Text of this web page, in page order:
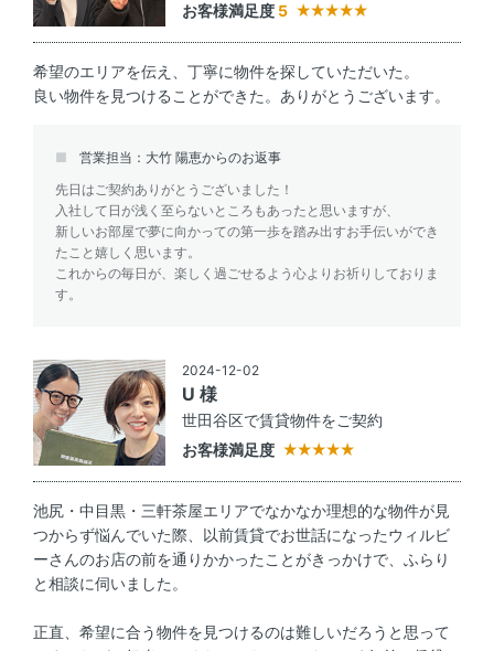
お客様満足度 5
希望のエリアを伝え、丁寧に物件を探していただいた。
良い物件を見つけることができた。ありがとうございます。
営業担当：大竹 陽恵からのお返事
先日はご契約ありがとうございました！
入社して日が浅く至らないところもあったと思いますが、
新しいお部屋で夢に向かっての第一歩を踏み出すお手伝いができ
たこと嬉しく思います。
これからの毎日が、楽しく過ごせるよう心よりお祈りしておりま
す。
2024-12-02
U 様
世田谷区で賃貸物件をご契約
お客様満足度
池尻・中目黒・三軒茶屋エリアでなかなか理想的な物件が見
つからず悩んでいた際、以前賃貸でお世話になったウィルビ
ーさんのお店の前を通りかかったことがきっかけで、ふらり
と相談に伺いました。
正直、希望に合う物件を見つけるのは難しいだろうと思って